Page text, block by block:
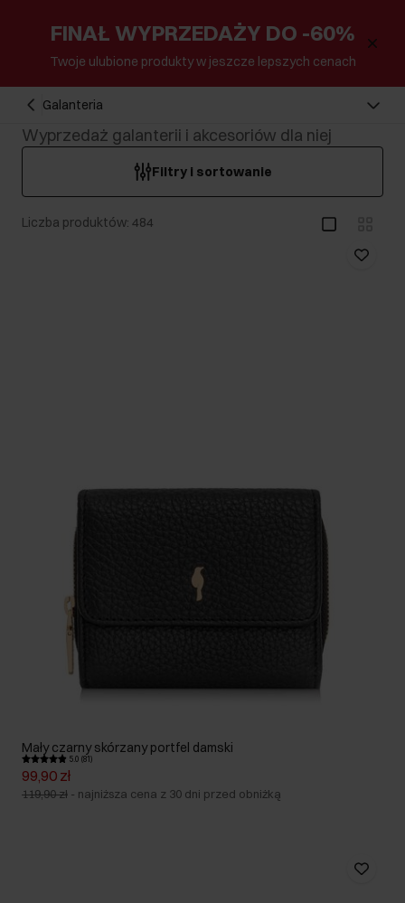
FINAŁ WYPRZEDAŻY DO -60%
Twoje ulubione produkty w jeszcze lepszych cenach
Galanteria
Wyprzedaż galanterii i akcesoriów dla niej
Filtry i sortowanie
Liczba produktów: 484
Mały czarny skórzany portfel damski
5.0 (81)
99,90 zł
119,90 zł - najniższa cena z 30 dni przed obniżką